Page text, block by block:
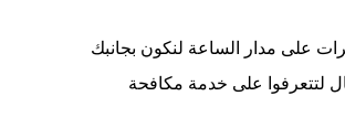
على مدار الساعة لنكون بجانبك
لتتعرفوا على خدمة مكافحة